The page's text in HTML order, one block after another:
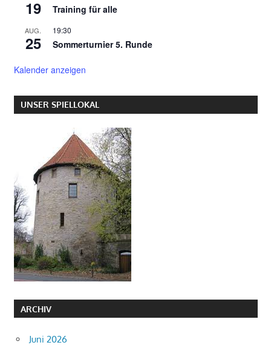
19 Training für alle
AUG.
25
19:30
Sommerturnier 5. Runde
Kalender anzeigen
UNSER SPIELLOKAL
ARCHIV
Juni 2026